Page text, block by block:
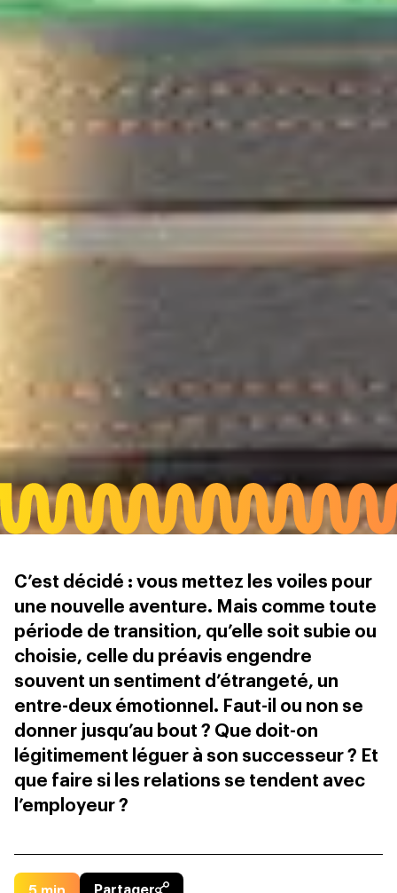
C’est décidé : vous mettez les voiles pour
une nouvelle aventure. Mais comme toute
période de transition, qu’elle soit subie ou
choisie, celle du préavis engendre
souvent un sentiment d’étrangeté, un
entre-deux émotionnel. Faut-il ou non se
donner jusqu’au bout ? Que doit-on
légitimement léguer à son successeur ? Et
que faire si les relations se tendent avec
l’employeur ?